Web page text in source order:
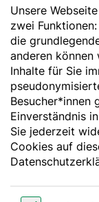
für Ernährung
Der Wissenschaft
Essen und Trinken
Deutsche
Godesberger
53175 Bonn
Tel:+49 228
Fax:+49 228
Unsere
zwei
die
anderen
Inhalte für Sie
Besucher*innen
Einverständnis
Sie jederzeit
Cookies auf